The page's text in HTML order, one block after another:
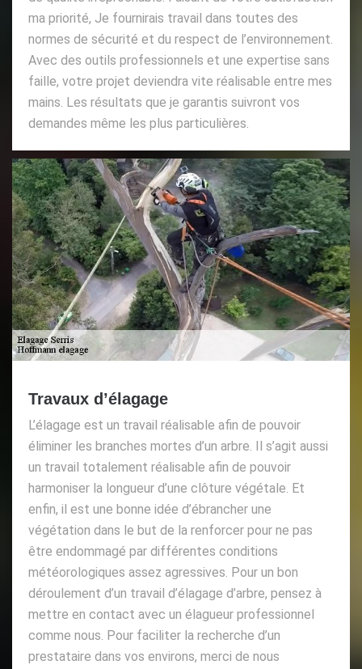
ma priorité, Je fournirais travail dans toutes des
normes de sécurité et du respect de l’environnement.
Avec des outils professionnels et une expertise sans
faille, votre projet deviendra vite réalisable entre mes
mains. Les résultats que je garantis suivront vos
demandes même les plus particulières.
Travaux d’élagage
L’élagage est un travail réalisable afin de pouvoir
éliminer les branches mortes d’un arbre. Il s’agit aussi
un travail totalement réalisable afin de pouvoir
harmoniser la longueur d’une clôture végétale. Et
enfin, il est une bonne idée d’ébrancher une
végétation dans le but de la renforcer pour ne pas
être endommagé par différentes conditions
météorologiques assez agressives. Pour un bon
déroulement d’un travail d’élagage d’arbre, pensez à
mettre en contact avec un élagueur professionnel
comme nous. Pour faciliter la recherche d’un
prestataire dans vos environs, merci de nous